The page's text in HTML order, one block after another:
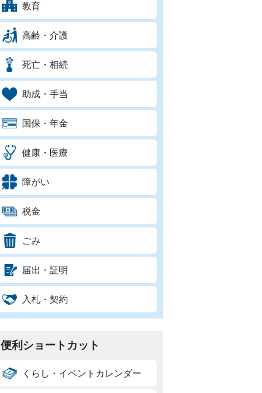
教育
高齢・介護
死亡・相続
助成・手当
国保・年金
健康・医療
障がい
税金
ごみ
届出・証明
入札・契約
便利ショートカット
くらし・イベントカレンダー